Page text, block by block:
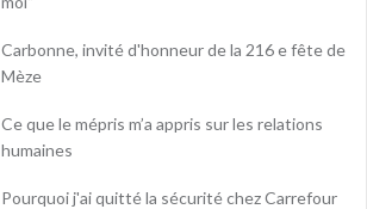
Carbonne, invité d'honneur de la 216 e fête de
Mèze
Ce que le mépris m’a appris sur les relations
humaines
Pourquoi j'ai quitté la sécurité chez Carrefour